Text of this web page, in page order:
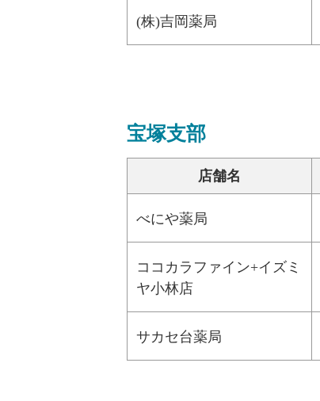
(株)吉岡薬局
宝塚支部
店舗名
べにや薬局
ココカラファイン+イズミ
ヤ小林店
サカセ台薬局